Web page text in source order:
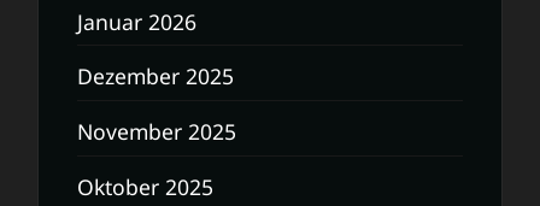
Januar 2026
Dezember 2025
November 2025
Oktober 2025